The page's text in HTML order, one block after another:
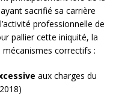
sacrifié sa carrière
professionnelle de
pallier cette iniquité, la
correctifs :
aux charges du